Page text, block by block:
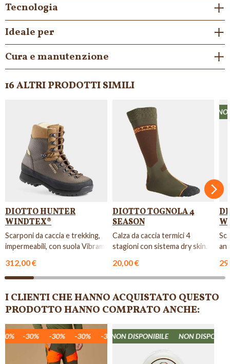
Tecnologia
Ideale per
Cura e manutenzione
16 ALTRI PRODOTTI SIMILI
DIOTTO HUNTER
WINDTEX®
Scarponi da caccia e trekking,
impermeabili, con suola Vibram.
312,00 €
DIOTTO TOGNOLA 4
SEASON
Calza da caccia termici 4
stagioni con sistema dry skin.
20,00 €
NON DISPONIBILE NON DISPONIBILE NON
I CLIENTI CHE HANNO ACQUISTATO QUESTO
PRODOTTO HANNO COMPRATO ANCHE:
-30% -30% -30% -30% -30% -30% -30% -30%
NON DISPONIBILE NON DISPONIBILE NON DISPONIBILE